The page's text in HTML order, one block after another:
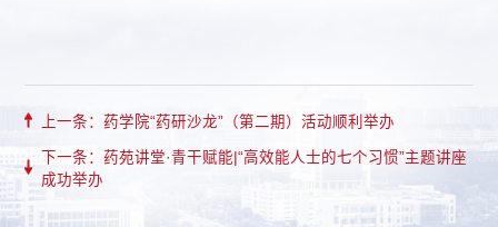
上一条：药学院“药研沙龙”（第二期）活动顺利举办
下一条：药苑讲堂·青干赋能|“高效能人士的七个习惯”主题讲座
成功举办